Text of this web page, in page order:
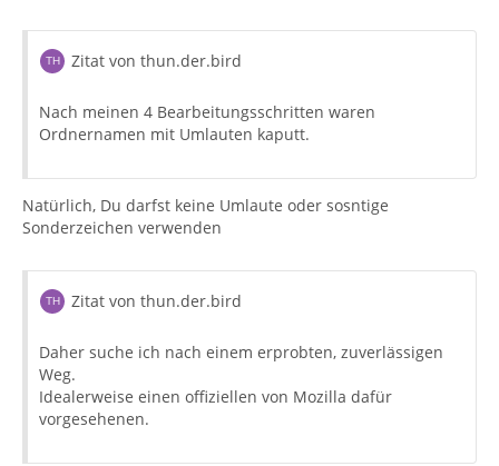
Zitat von thun.der.bird
Nach meinen 4 Bearbeitungsschritten waren
Ordnernamen mit Umlauten kaputt.
Natürlich, Du darfst keine Umlaute oder sosntige
Sonderzeichen verwenden
Zitat von thun.der.bird
Daher suche ich nach einem erprobten, zuverlässigen
Weg.
Idealerweise einen offiziellen von Mozilla dafür
vorgesehenen.